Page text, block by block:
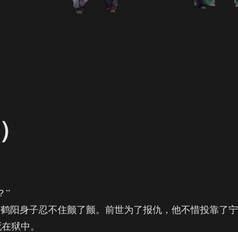
”
身子忍不住颤了颤。前世为了报仇，他不惜投靠了宁
狱中。